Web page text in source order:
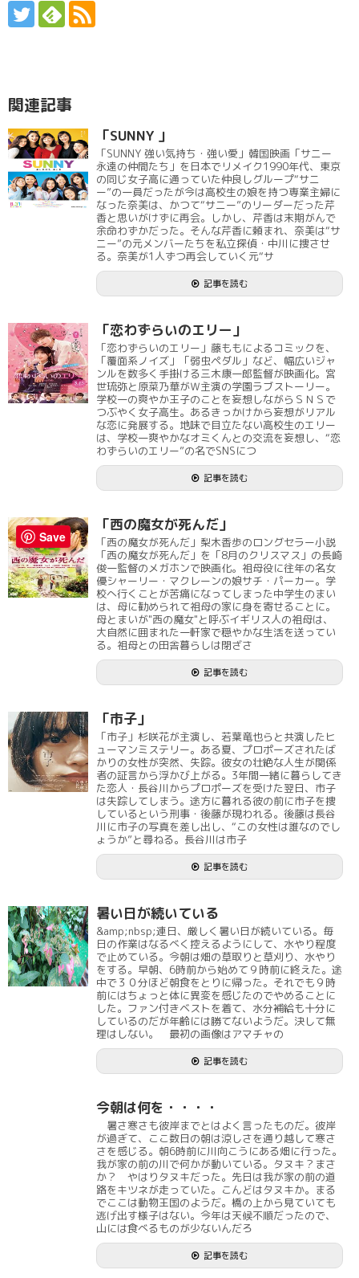
関連記事
「SUNNY 」
「SUNNY 強い気持ち・強い愛」韓国映画「サニー
永遠の仲間たち」を日本でリメイク1990年代、東京
の同じ女子高に通っていた仲良しグループ“サニ
ー”の一員だったが今は高校生の娘を持つ専業主婦に
なった奈美は、かつて“サニー”のリーダーだった芹
香と思いがけずに再会。しかし、芹香は末期がんで
余命わずかだった。そんな芹香に頼まれ、奈美は“サ
ニー”の元メンバーたちを私立探偵・中川に捜させ
る。奈美が1人ずつ再会していく元“サ
記事を読む
「恋わずらいのエリー」
「恋わずらいのエリー」藤ももによるコミックを、
「覆面系ノイズ」「弱虫ペダル」など、幅広いジャ
ンルを数多く手掛ける三木康一郎監督が映画化。宮
世琉弥と原菜乃華がＷ主演の学園ラブストーリー。
学校一の爽やか王子のことを妄想しながらＳＮＳで
つぶやく女子高生。あるきっかけから妄想がリアル
な恋に発展する。地味で目立たない高校生のエリー
は、学校一爽やかなオミくんとの交流を妄想し、“恋
わずらいのエリー”の名でSNSにつ
記事を読む
「西の魔女が死んだ」
「西の魔女が死んだ」梨木香歩のロングセラー小説
「西の魔女が死んだ」を「8月のクリスマス」の長崎
俊一監督のメガホンで映画化。祖母役に往年の名女
優シャーリー・マクレーンの娘サチ・パーカー。学
校へ行くことが苦痛になってしまった中学生のまい
は、母に勧められて祖母の家に身を寄せることに。
母とまいが"西の魔女"と呼ぶイギリス人の祖母は、
大自然に囲まれた一軒家で穏やかな生活を送ってい
る。祖母との田舎暮らしは閉ざさ
記事を読む
「市子」
「市子」杉咲花が主演し、若葉竜也らと共演したヒ
ューマンミステリー。ある夏、プロポーズされたば
かりの女性が突然、失踪。彼女の壮絶な人生が関係
者の証言から浮かび上がる。3年間一緒に暮らしてき
た恋人・長谷川からプロポーズを受けた翌日、市子
は失踪してしまう。途方に暮れる彼の前に市子を捜
しているという刑事・後藤が現われる。後藤は長谷
川に市子の写真を差し出し、“この女性は誰なのでし
ょうか”と尋ねる。長谷川は市子
記事を読む
暑い日が続いている
&amp;nbsp;連日、厳しく暑い日が続いている。毎
日の作業はなるべく控えるようにして、水やり程度
で止めている。今朝は畑の草取りと草刈り、水やり
をする。早朝、6時前から始めて９時前に終えた。途
中で３０分ほど朝食をとりに帰った。それでも９時
前にはちょっと体に異変を感じたのでやめることに
した。ファン付きベストを着て、水分補給も十分に
しているのだが年齢には勝てないようだ。決して無
理はしない。 最初の画像はアマチャの
記事を読む
今朝は何を・・・・
暑さ寒さも彼岸までとはよく言ったものだ。彼岸
が過ぎて、ここ数日の朝は涼しさを通り越して寒さ
さを感じる。朝6時前に川向こうにある畑に行った。
我が家の前の川で何かが動いている。タヌキ？まさ
か？ やはりタヌキだった。先日は我が家の前の道
路をキツネが走っていた。こんどはタヌキか。まる
でここは動物王国のようだ。橋の上から見ていても
逃げ出す様子はない。今年は天候不順だったので、
山には食べるものが少ないんだろ
記事を読む
Save